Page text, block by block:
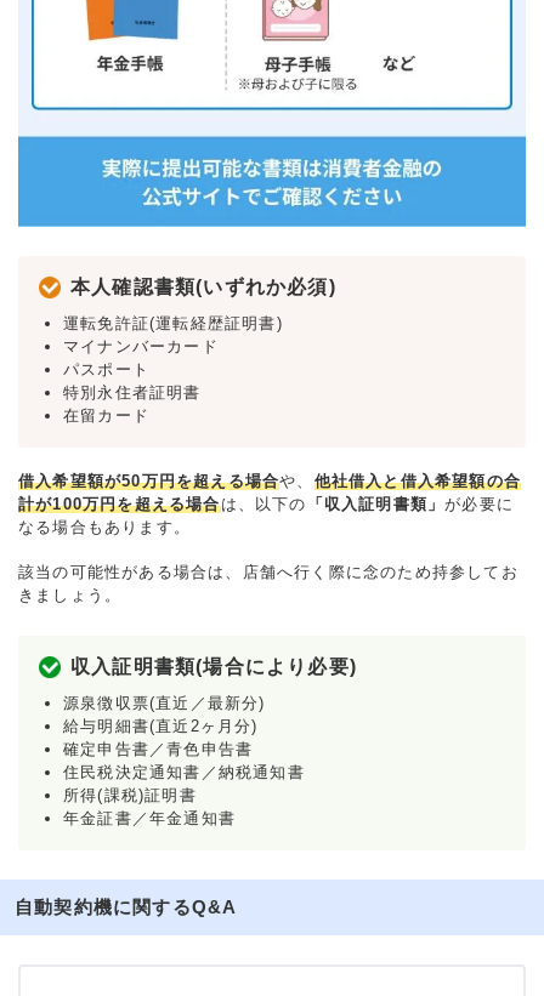
本人確認書類(いずれか必須)
運転免許証(運転経歴証明書)
マイナンバーカード
パスポート
特別永住者証明書
在留カード
借入希望額が50万円を超える場合や、 他社借入と借入希望額の合
計が100万円を超える場合は、以下の 「収入証明書類」が必要に
なる場合もあります。
該当の可能性がある場合は、店舗へ行く際に念のため持参してお
きましょう。
収入証明書類(場合により必要)
源泉徴収票(直近／最新分)
給与明細書(直近2ヶ月分)
確定申告書／青色申告書
住民税決定通知書／納税通知書
所得(課税)証明書
年金証書／年金通知書
自動契約機に関するQ&A